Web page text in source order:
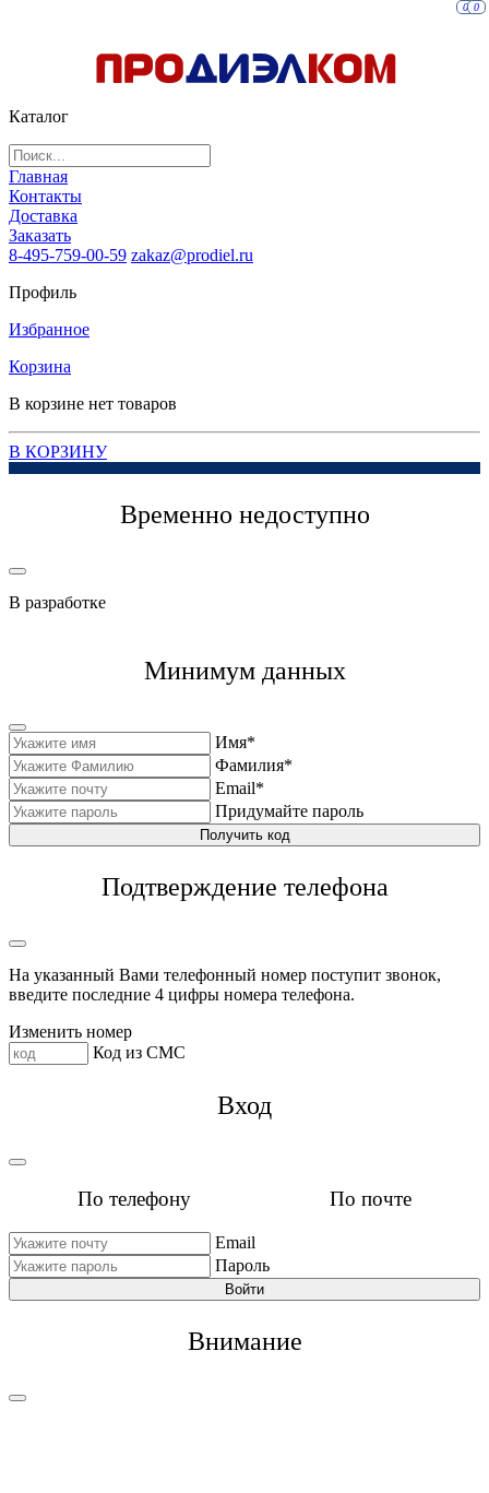
Каталог
Главная
Контакты
Доставка
Заказать
8-495-759-00-59 zakaz@prodiel.ru
Профиль
Избранное
0
Корзина
0
В корзине нет товаров
В КОРЗИНУ
Временно недоступно
В разработке
Минимум данных
Имя*
Фамилия*
Email*
Придумайте пароль
Получить код
Подтверждение телефона
На указанный Вами телефонный номер поступит звонок,
введите последние 4 цифры номера телефона.
Изменить номер
Код из СМС
Вход
По телефону По почте
Email
Пароль
Войти
Внимание